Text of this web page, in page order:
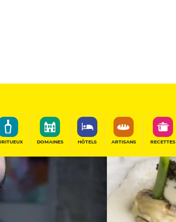
DOMAINES HÔTELS ARTISANS RECETTES